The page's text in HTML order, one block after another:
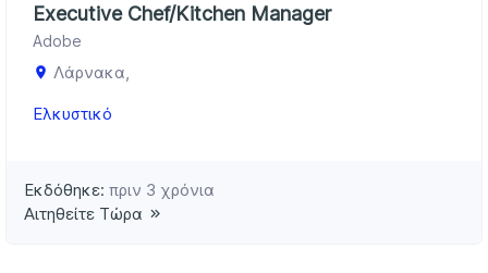
Executive Chef/Kitchen Manager
Adobe
Λάρνακα,
Ελκυστικό
Εκδόθηκε: πριν 3 χρόνια
Αιτηθείτε Τώρα